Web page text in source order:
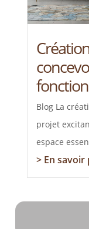
Blog La
projet
espace
> En savoir